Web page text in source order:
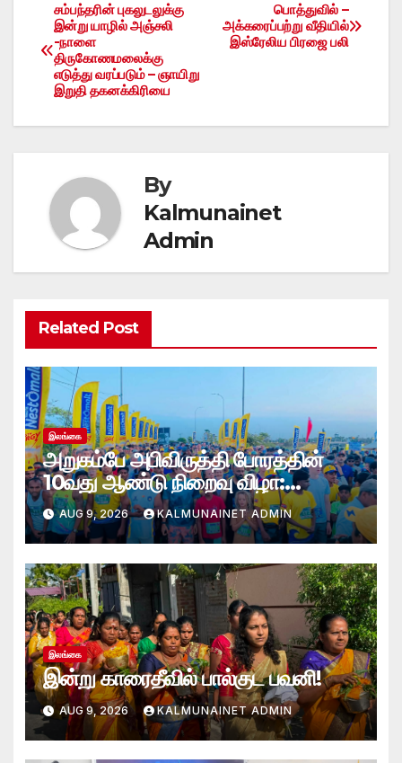
Post
navigation
பொத்துவில் –
அக்கரைப்பற்று வீதியில்
இஸ்ரேலிய பிரஜை பலி
சம்பந்தரின் புகலுடலுக்கு
இன்று யாழில் அஞ்சலி
-நாளை
திருகோணமலைக்கு
எடுத்து வரப்படும் – ஞாயிறு
இறுதி தகனக்கிரியை
By
Kalmunainet
Admin
Related Post
இலங்கை
அறுகம்பே அபிவிருத்தி போரத்தின்
10வது ஆண்டு நிறைவு விழா:
அறுகம்பே அரை மரதன் ஓட்டத்தில்
இலங்கை சிவராஜன் முதலிடம்!
AUG 9, 2026 KALMUNAINET ADMIN
இலங்கை
இன்று காரைதீவில் பால்குட பவனி!
AUG 9, 2026 KALMUNAINET ADMIN